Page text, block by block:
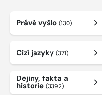
Právě vyšlo (130)
Cizí jazyky (371)
Dějiny, fakta a
historie (3392)